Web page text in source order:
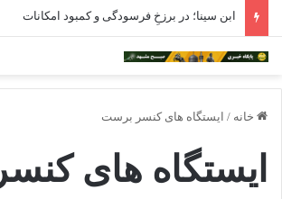
ابن سینا؛ در برزخِ فرسودگی و کمبود امکانات
خانه / ایستگاه های کنسر برست
ایستگاه های کنسر